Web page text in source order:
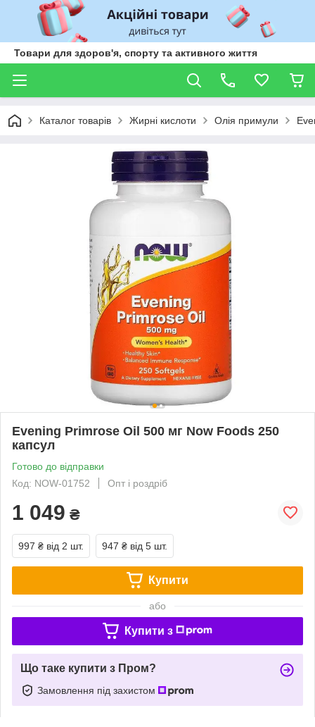
Товари для здоров'я, спорту та активного життя
Каталог товарів Жирні кислоти Олія примули
Evening Primrose Oil 500 мг Now Foods 250
капсул
Готово до відправки
Код: NOW-01752
Опт і роздріб
1 049 ₴
997 ₴ від 2 шт. 947 ₴ від 5 шт.
Купити
або
Купити з
Що таке купити з Пром?
Замовлення під захистом